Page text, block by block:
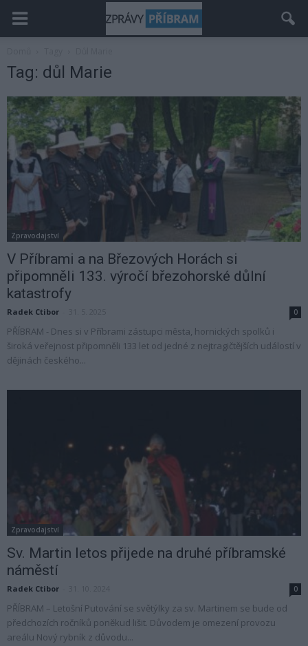
Tag: důl Marie
Zpravodajství
V Příbrami a na Březových Horách si
připomněli 133. výročí březohorské důlní
katastrofy
Radek Ctibor 0
PŘÍBRAM - Dnes si v Příbrami zástupci města, hornických spolků i
široká veřejnost připomněli 133 let od jedné z nejtragičtějších událostí v
dějinách českého...
Zpravodajství
Sv. Martin letos přijede na druhé příbramské
náměstí
Radek Ctibor 0
PŘÍBRAM – Letošní Putování se světýlky za sv. Martinem se bude od
předchozích ročníků poněkud lišit. Důvodem je omezení provozu
areálu Nový rybník z důvodu...